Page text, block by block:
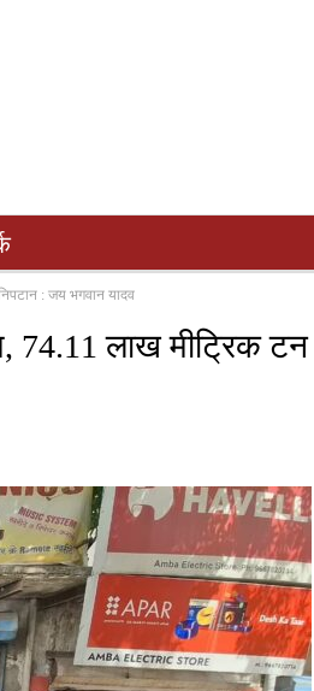
: जय भगवान यादव
74.11 लाख मीट्रिक टन